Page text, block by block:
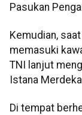
Pasukan
Kemudian,
memasuki
TNI lanjut
Istana
Di tempat